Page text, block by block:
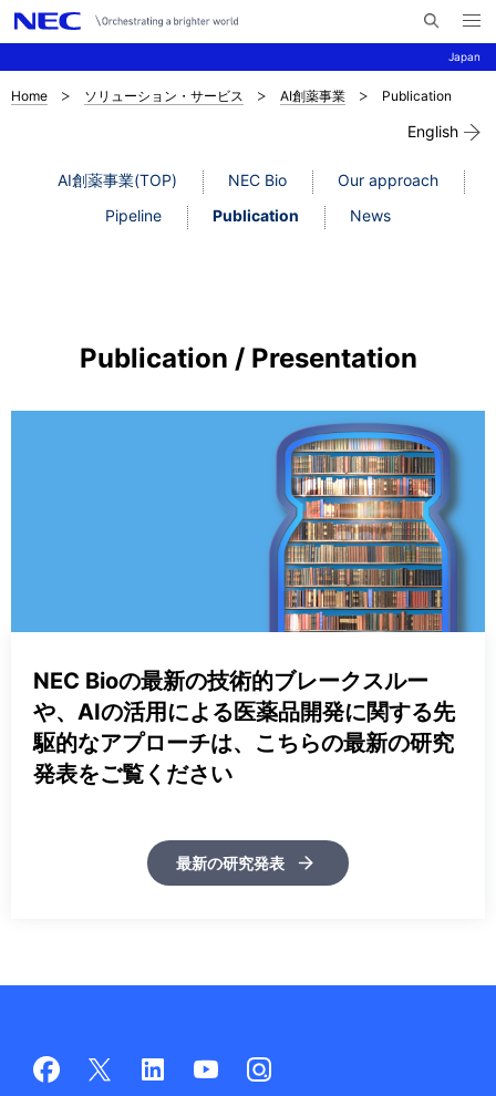
Japan
イ
検
メ
ニ
ュ
く
ナ
サ
Home ソリューション・サービス AI創薬事業 Publication
English
AI創薬事業(TOP) NEC Bio
Our approach
Pipeline
Publication News
Publication / Presentation
NEC Bioの最新の技術的ブレークスルー
や、AIの活用による医薬品開発に関する先
駆的なアプローチは、こちらの最新の研究
発表をご覧ください
最新の研究発表